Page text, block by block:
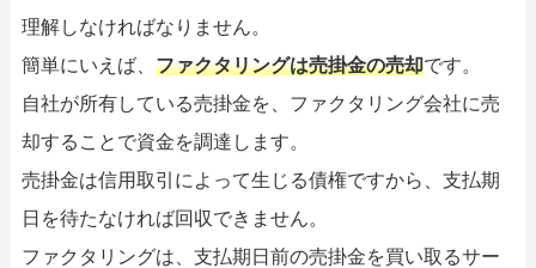
理解しなければなりません。
簡単にいえば、 ファクタリングは売掛金の売却です。
自社が所有している売掛金を、ファクタリング会社に売
却することで資金を調達します。
売掛金は信用取引によって生じる債権ですから、支払期
日を待たなければ回収できません。
ファクタリングは、支払期日前の売掛金を買い取るサー